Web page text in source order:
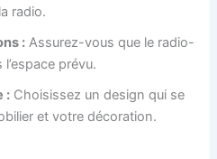
radio.
: Assurez-vous que le radio-
prévu.
: Choisissez un design qui se
et votre décoration.